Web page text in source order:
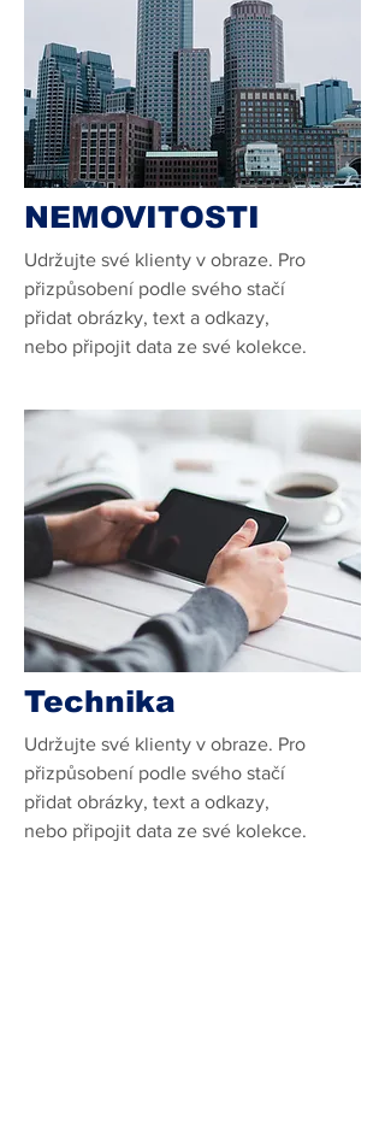
NEMOVITOSTI
Udržujte své klienty v obraze. Pro
přizpůsobení podle svého stačí
přidat obrázky, text a odkazy,
nebo připojit data ze své kolekce.
Technika
Udržujte své klienty v obraze. Pro
přizpůsobení podle svého stačí
přidat obrázky, text a odkazy,
nebo připojit data ze své kolekce.